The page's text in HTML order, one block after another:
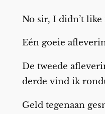
No sir, I didn’t like
Eén goeie
De tweede
derde vind ik
Geld tegenaan